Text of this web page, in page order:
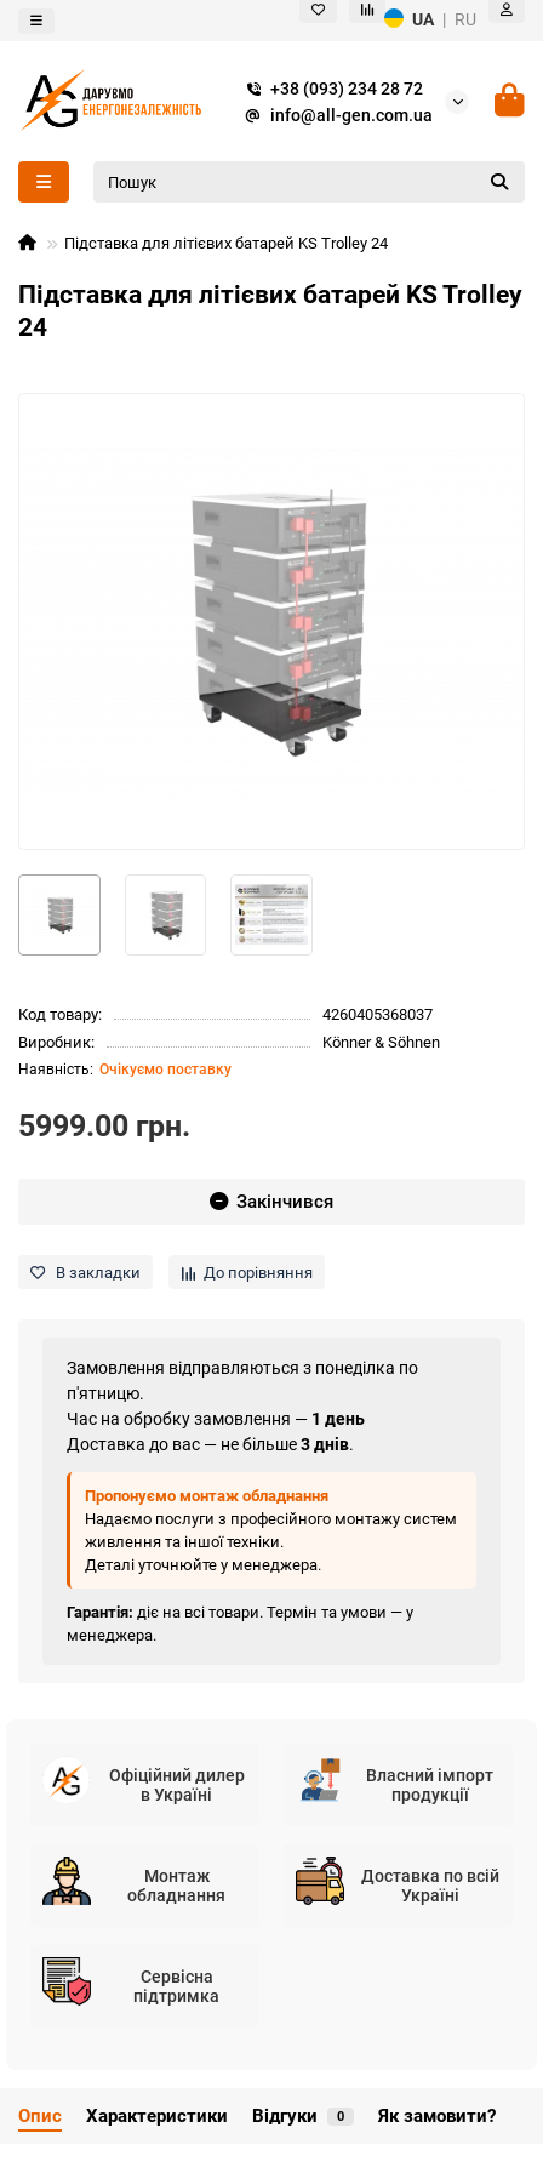
UA | RU
+38 (093) 234 28 72
info@all-gen.com.ua
Підставка для літієвих батарей KS Trolley 24
Підставка для літієвих батарей KS Trolley
24
Код товару:
4260405368037
Виробник:
Könner & Söhnen
Очікуємо поставку
5999.00 грн.
Закінчився
В закладки До порівняння
Замовлення відправляються з понеділка по
п'ятницю.
Час на обробку замовлення — 1 день
Доставка до вас — не більше3 днів.
Пропонуємо монтаж обладнання
Надаємо послуги з професійного монтажу систем
живлення та іншої техніки.
Деталі уточнюйте у менеджера.
Гарантія: діє на всі товари. Термін та умови — у
менеджера.
Офіційний дилер
в Україні
Власний імпорт
продукції
Монтаж
обладнання
Доставка по всій
Україні
Сервісна
підтримка
Опис Характеристики Відгуки 0 Як замовити?